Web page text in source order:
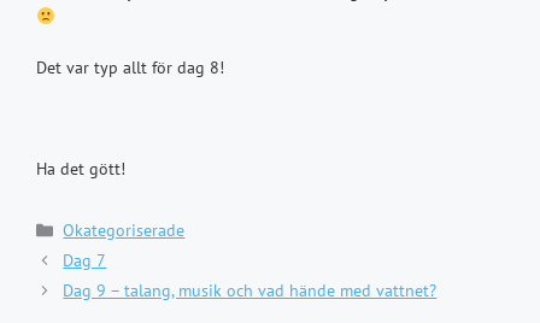
Det var typ allt för dag 8!
Ha det gött!
Kategorier
Okategoriserade
Dag 7
Dag 9 – talang, musik och vad hände med vattnet?